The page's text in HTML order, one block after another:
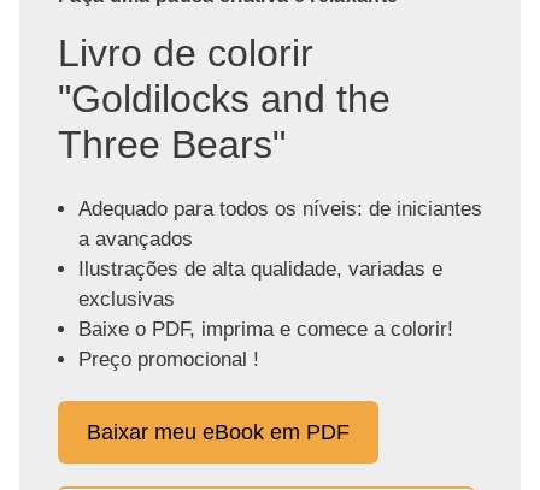
Livro de colorir
"Goldilocks and the
Three Bears"
Adequado para todos os níveis: de iniciantes
a avançados
Ilustrações de alta qualidade, variadas e
exclusivas
Baixe o PDF, imprima e comece a colorir!
Preço promocional !
Baixar meu eBook em PDF